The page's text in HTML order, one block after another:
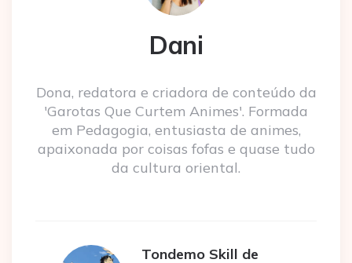
Dani
Dona, redatora e criadora de conteúdo da
'Garotas Que Curtem Animes'. Formada
em Pedagogia, entusiasta de animes,
apaixonada por coisas fofas e quase tudo
da cultura oriental.
Tondemo Skill de